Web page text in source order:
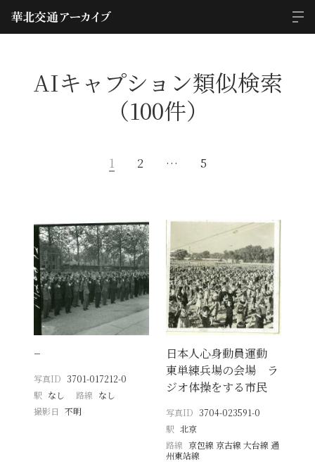
AIキャプション類似検索
（100件）
1 2 … 5
−
写真ID 3701-017212-0
駅 なし 路線 なし
撮影日
不明
日本人心身動員運動
東単練兵場の会場 ラ
ジオ体操をする市民
写真ID 3704-023591-0
駅 北京
路線 京包線 京古線 大台線 通
州東站線